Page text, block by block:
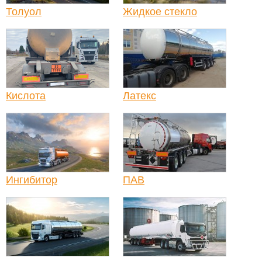
Толуол Жидкое стекло
Кислота Латекс
Ингибитор ПАВ